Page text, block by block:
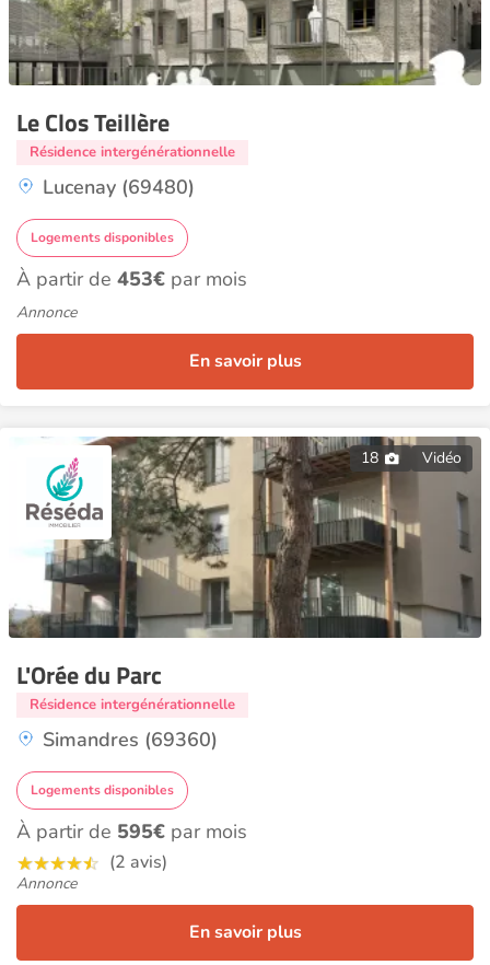
Le Clos Teillère
Résidence intergénérationnelle
Lucenay (69480)
Logements disponibles
À partir de 453€ par mois
Annonce
En savoir plus
18 Vidéo
L'Orée du Parc
Résidence intergénérationnelle
Simandres (69360)
Logements disponibles
À partir de 595€ par mois
(2 avis)
Annonce
En savoir plus